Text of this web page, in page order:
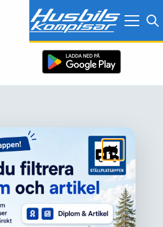
tillgång till alla funktioner!